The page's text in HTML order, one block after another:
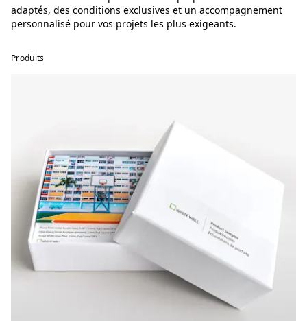
adaptés, des conditions exclusives et un accompagnement
personnalisé pour vos projets les plus exigeants.
Produits